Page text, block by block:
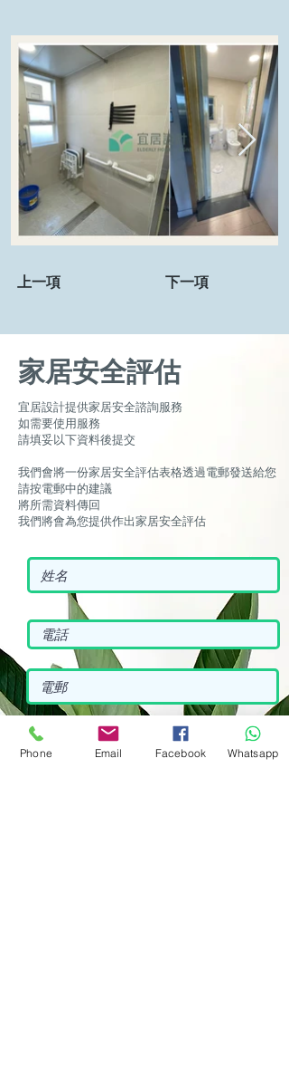
上一項 下一項
家居安全評估
宜居設計提供家居安全諮詢服務
如需要使用服務
請填妥以下資料後提交
我們會將一份家居安全評估表格透過電郵發送給您
請按電郵中的建議
將所需資料傳回
我們將會為您提供作出家居安全評估
訂閱電郵與簡訊以獲得居家安老最新資訊
Phone Email Facebook Whatsapp